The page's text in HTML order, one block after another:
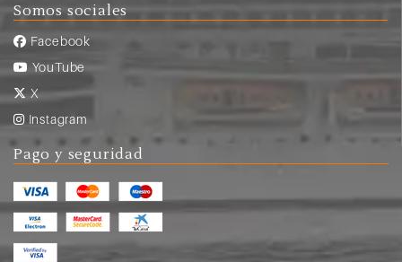
Somos sociales
Facebook
YouTube
X
Instagram
Pago y seguridad